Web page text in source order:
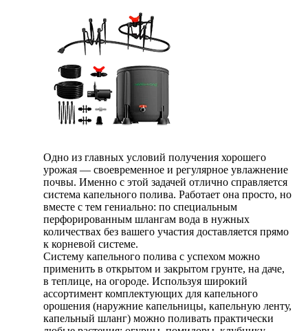
Одно из главных условий получения хорошего
урожая — своевременное и регулярное увлажнение
почвы. Именно с этой задачей отлично справляется
система капельного полива. Работает она просто, но
вместе с тем гениально: по специальным
перфорированным шлангам вода в нужных
количествах без вашего участия доставляется прямо
к корневой системе.
Систему капельного полива с успехом можно
применить в открытом и закрытом грунте, на даче,
в теплице, на огороде. Используя широкий
ассортимент комплектующих для капельного
орошения (наружние капельницы, капельную ленту,
капельный шланг) можно поливать практически